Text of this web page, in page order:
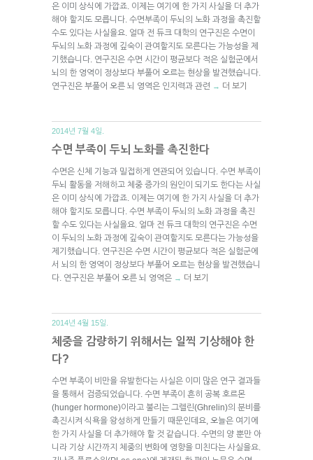
은 이미 상식에 가깝죠. 이제는 여기에 한 가지 사실을 더 추가
해야 할지도 모릅니다. 수면부족이 두뇌의 노화 과정을 촉진할
수도 있다는 사실을요. 얼마 전 듀크 대학의 연구진은 수면이
두뇌의 노화 과정에 깊숙이 관여할지도 모른다는 가능성을 제
기했습니다. 연구진은 수면 시간이 평균보다 적은 실험군에서
뇌의 한 영역이 정상보다 부풀어 오르는 현상을 발견했습니다.
연구진은 부풀어 오른 뇌 영역은 인지력과 관련 → 더 보기
2014년 7월 4일.
수면 부족이 두뇌 노화를 촉진한다
수면은 신체 기능과 밀접하게 연관되어 있습니다. 수면 부족이
두뇌 활동을 저해하고 체중 증가의 원인이 되기도 한다는 사실
은 이미 상식에 가깝죠. 이제는 여기에 한 가지 사실을 더 추가
해야 할지도 모릅니다. 수면 부족이 두뇌의 노화 과정을 촉진
할 수도 있다는 사실을요. 얼마 전 듀크 대학의 연구진은 수면
이 두뇌의 노화 과정에 깊숙이 관여할지도 모른다는 가능성을
제기했습니다. 연구진은 수면 시간이 평균보다 적은 실험군에
서 뇌의 한 영역이 정상보다 부풀어 오르는 현상을 발견했습니
다. 연구진은 부풀어 오른 뇌 영역은 → 더 보기
2014년 4월 15일.
체중을 감량하기 위해서는 일찍 기상해야 한
다?
수면 부족이 비만을 유발한다는 사실은 이미 많은 연구 결과들
을 통해서 검증되었습니다. 수면 부족이 흔히 공복 호르몬
(hunger hormone)이라고 불리는 그렐린(Ghrelin)의 분비를
촉진시켜 식욕을 왕성하게 만들기 때문인데요, 오늘은 여기에
한 가지 사실을 더 추가해야 할 것 같습니다. 수면의 양 뿐만 아
니라 기상 시간까지 체중의 변화에 영향을 미친다는 사실을요.